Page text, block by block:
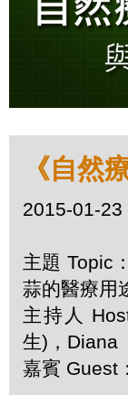
《自然
2015-01-23
主題 Topic
蒜的醫療用
主持人
生)，Diana
嘉賓 Guest：